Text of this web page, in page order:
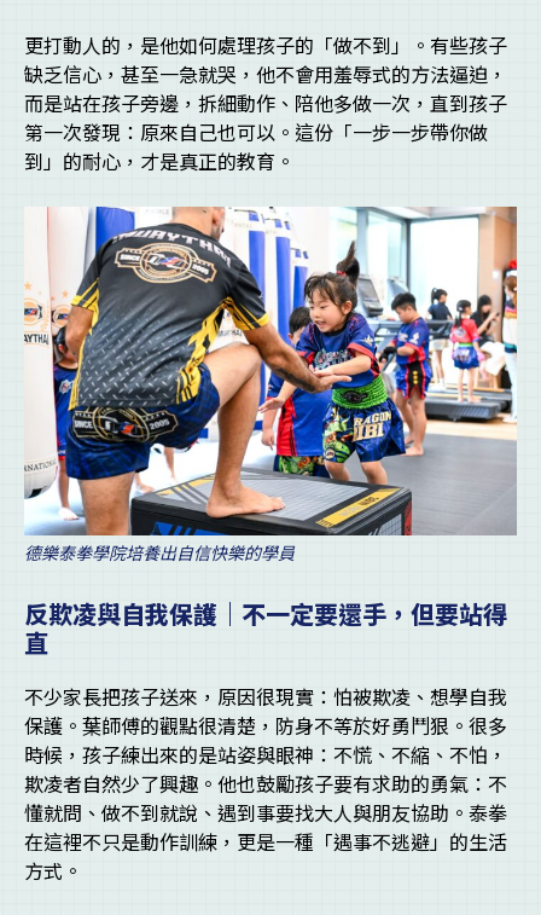
更打動人的，是他如何處理孩子的「做不到」。有些孩子
缺乏信心，甚至一急就哭，他不會用羞辱式的方法逼迫，
而是站在孩子旁邊，拆細動作、陪他多做一次，直到孩子
第一次發現：原來自己也可以。這份「一步一步帶你做
到」的耐心，才是真正的教育。
德樂泰拳學院培養出自信快樂的學員
反欺凌與自我保護｜不一定要還手，但要站得
直
不少家長把孩子送來，原因很現實：怕被欺凌、想學自我
保護。葉師傅的觀點很清楚，防身不等於好勇鬥狠。很多
時候，孩子練出來的是站姿與眼神：不慌、不縮、不怕，
欺凌者自然少了興趣。他也鼓勵孩子要有求助的勇氣：不
懂就問、做不到就說、遇到事要找大人與朋友協助。泰拳
在這裡不只是動作訓練，更是一種「遇事不逃避」的生活
方式。